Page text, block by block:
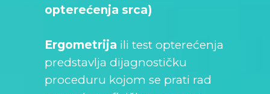
opterećenja srca)
Ergometrija ili test opterećenja
predstavlja dijagnostičku
proceduru kojom se prati rad